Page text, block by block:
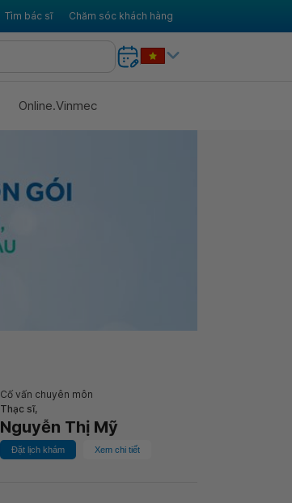
Tìm bác sĩ Chăm sóc khách hàng
Online.Vinmec
Cố vấn chuyên môn
Thạc sĩ,
Nguyễn Thị Mỹ
Đặt lịch khám Xem chi tiết